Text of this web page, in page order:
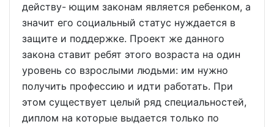
действу- ющим законам является ребенком, а
значит его социальный статус нуждается в
защите и поддержке. Проект же данного
закона ставит ребят этого возраста на один
уровень со взрослыми людьми: им нужно
получить профессию и идти работать. При
этом существует целый ряд специальностей,
диплом на которые выдается только по